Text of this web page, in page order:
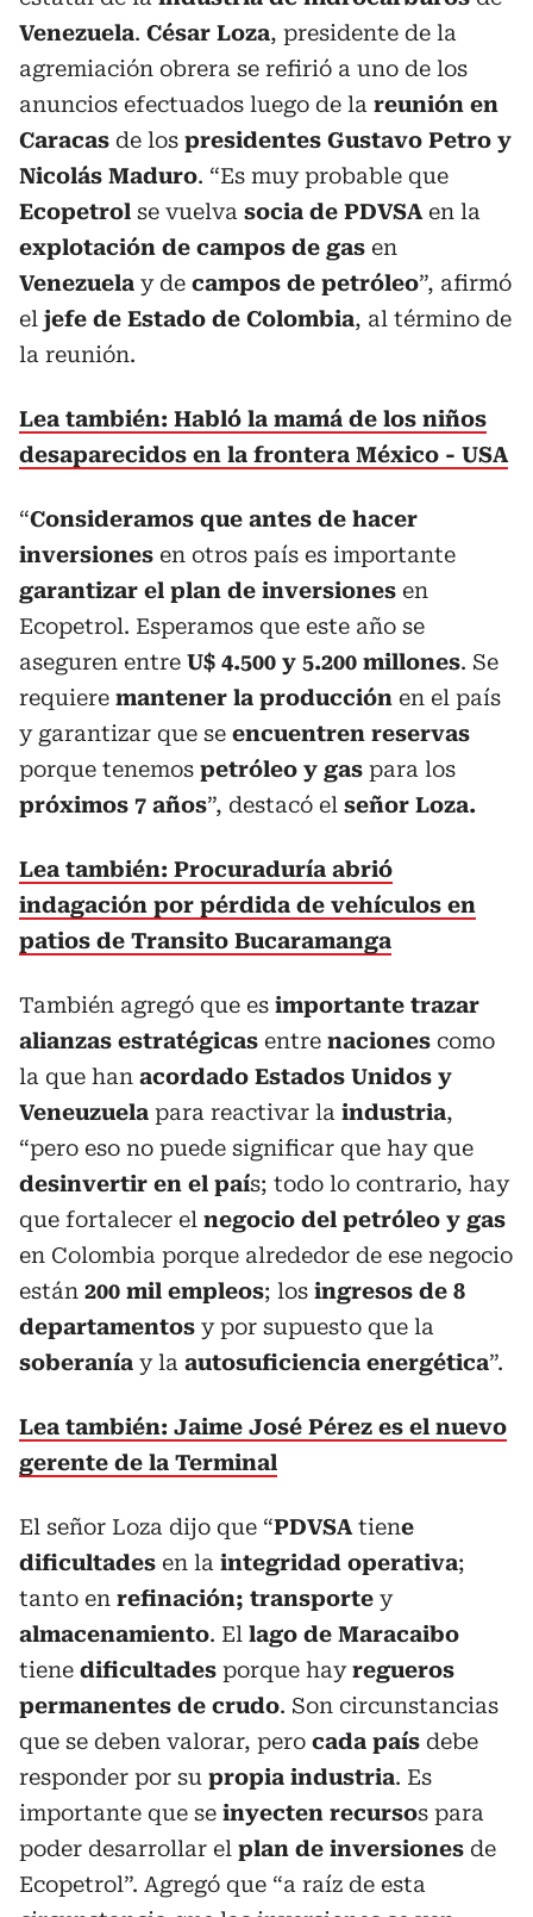
Venezuela. César Loza, presidente de la
agremiación obrera se refirió a uno de los
anuncios efectuados luego de la reunión en
Caracas de los presidentes Gustavo Petro y
Nicolás Maduro. “Es muy probable que
Ecopetrol se vuelva socia de PDVSA en la
explotación de campos de gas en
Venezuela y de campos de petróleo”, afirmó
el jefe de Estado de Colombia, al término de
la reunión.
Lea también: Habló la mamá de los niños
desaparecidos en la frontera México - USA
“Consideramos que antes de hacer
inversiones en otros país es importante
garantizar el plan de inversiones en
Ecopetrol. Esperamos que este año se
aseguren entre U$ 4.500 y 5.200 millones. Se
requiere mantener la producción en el país
y garantizar que se encuentren reservas
porque tenemos petróleo y gas para los
próximos 7 años”, destacó el señor Loza.
Lea también: Procuraduría abrió
indagación por pérdida de vehículos en
patios de Transito Bucaramanga
También agregó que es importante trazar
alianzas estratégicas entre naciones como
la que han acordado Estados Unidos y
Veneuzuela para reactivar la industria,
“pero eso no puede significar que hay que
desinvertir en el país; todo lo contrario, hay
que fortalecer el negocio del petróleo y gas
en Colombia porque alrededor de ese negocio
están 200 mil empleos; los ingresos de 8
departamentos y por supuesto que la
soberanía y la autosuficiencia energética”.
Lea también: Jaime José Pérez es el nuevo
gerente de la Terminal
El señor Loza dijo que “PDVSA tiene
dificultades en la integridad operativa;
tanto en refinación; transporte y
almacenamiento. El lago de Maracaibo
tiene dificultades porque hayregueros
permanentes de crudo. Son circunstancias
que se deben valorar, pero cada país debe
responder por su propia industria. Es
importante que se inyecten recursos para
poder desarrollar el plan de inversiones de
Ecopetrol”. Agregó que “a raíz de esta